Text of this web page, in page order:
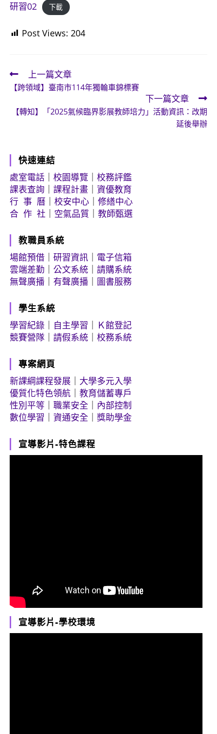
研習02
下載
Post Views: 204
Read
more
articles
上一篇文章
【跨領域】臺南市114年獨輪車錦標賽
下一篇文章
【轉知】「2025氣候臨界影展教師培力」活動資訊：改期
延後舉辦
快速連結
處室電話
校園導覽
校務評鑑
課表查詢
課程計畫
資優教育
行 事 曆
校安中心
修繕中心
合 作 社
空氣品質 教師甄選
教職員系統
場館預借
研習資訊
電子信箱
雲端差勤
公文系統
請購系統
無聲廣播
有聲廣播 圖書服務
學生系統
學習紀錄
自主學習
Ｋ館登記
競賽營隊
請假系統 校務系統
專案網頁
新課綱課程發展
大學多元入學
優質化特色領航
教育儲蓄專戶
性別平等
職業安全
內部控制
數位學習
資通安全 獎助學金
宣導影片-特色課程
宣導影片-學校環境